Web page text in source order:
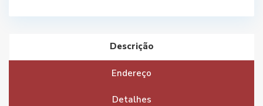
Descrição
Endereço
Detalhes